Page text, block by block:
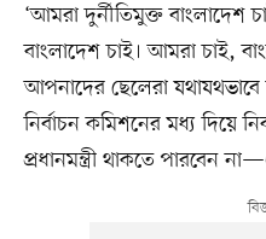
‘আমরা দুর্নীতিমুক্ত বাংলাদেশ
বাংলাদেশ চাই। আমরা চাই,
আপনাদের ছেলেরা যথাযথভাবে
নির্বাচন কমিশনের মধ্য দিয়ে
প্রধানমন্ত্রী থাকতে পারবেন